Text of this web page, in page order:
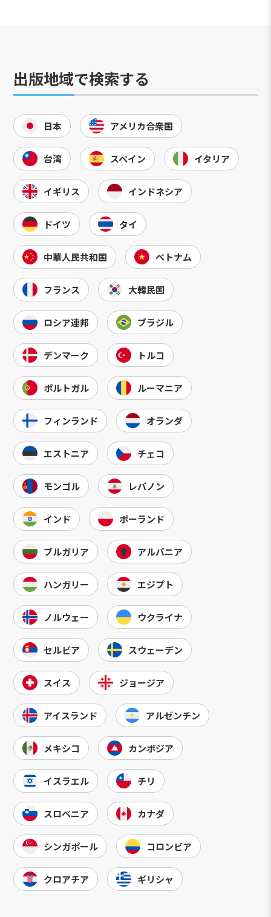
出版地域で検索する
日本 アメリカ合衆国
台湾 スペイン イタリア
イギリス インドネシア
ドイツ タイ
中華人民共和国 ベトナム
フランス 大韓民国
ロシア連邦 ブラジル
デンマーク トルコ
ポルトガル ルーマニア
フィンランド オランダ
エストニア チェコ
モンゴル レバノン
インド ポーランド
ブルガリア アルバニア
ハンガリー エジプト
ノルウェー ウクライナ
セルビア スウェーデン
スイス ジョージア
アイスランド アルゼンチン
メキシコ カンボジア
イスラエル チリ
スロベニア カナダ
シンガポール コロンビア
クロアチア ギリシャ